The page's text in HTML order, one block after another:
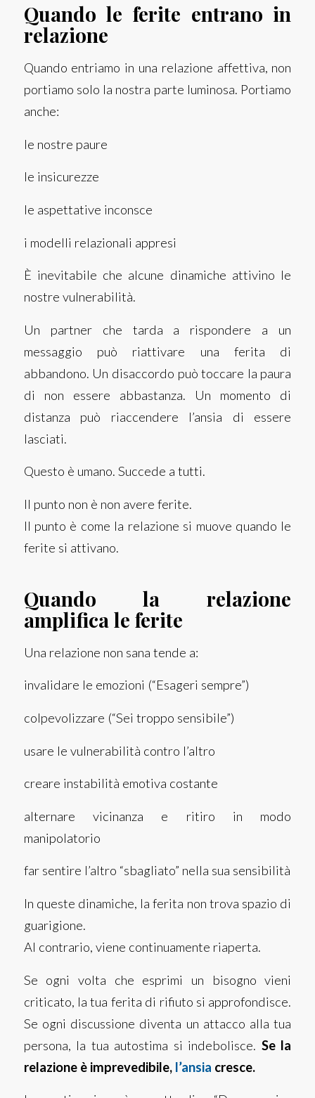
Quando le ferite entrano in
relazione
Quando entriamo in una relazione affettiva, non
portiamo solo la nostra parte luminosa. Portiamo
anche:
le nostre paure
le insicurezze
le aspettative inconsce
i modelli relazionali appresi
È inevitabile che alcune dinamiche attivino le
nostre vulnerabilità.
Un partner che tarda a rispondere a un
messaggio può riattivare una ferita di
abbandono. Un disaccordo può toccare la paura
di non essere abbastanza. Un momento di
distanza può riaccendere l’ansia di essere
lasciati.
Questo è umano. Succede a tutti.
Il punto non è non avere ferite.
Il punto è come la relazione si muove quando le
ferite si attivano.
Quando la relazione
amplifica le ferite
Una relazione non sana tende a:
invalidare le emozioni (“Esageri sempre”)
colpevolizzare (“Sei troppo sensibile”)
usare le vulnerabilità contro l’altro
creare instabilità emotiva costante
alternare vicinanza e ritiro in modo
manipolatorio
far sentire l’altro “sbagliato” nella sua sensibilità
In queste dinamiche, la ferita non trova spazio di
guarigione.
Al contrario, viene continuamente riaperta.
Se ogni volta che esprimi un bisogno vieni
criticato, la tua ferita di rifiuto si approfondisce.
Se ogni discussione diventa un attacco alla tua
persona, la tua autostima si indebolisce. Se la
relazione è imprevedibile, l’ansia cresce.